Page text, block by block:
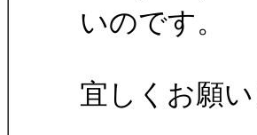
いのです。
宜しくお願い